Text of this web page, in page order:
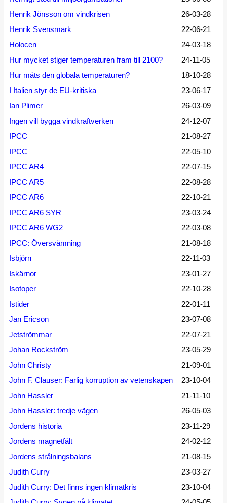
Henrik Jönsson om vindkrisen
26-03-28
Henrik Svensmark
22-06-21
Holocen
24-03-18
Hur mycket stiger temperaturen fram till 2100?
24-11-05
Hur mäts den globala temperaturen?
18-10-28
I Italien styr de EU-kritiska
23-06-17
Ian Plimer
26-03-09
Ingen vill bygga vindkraftverken
24-12-07
IPCC
21-08-27
IPCC
22-05-10
IPCC AR4
22-07-15
IPCC AR5
22-08-28
IPCC AR6
22-10-21
IPCC AR6 SYR
23-03-24
IPCC AR6 WG2
22-03-08
IPCC: Översvämning
21-08-18
Isbjörn
22-11-03
Iskärnor
23-01-27
Isotoper
22-10-28
Istider
22-01-11
Jan Ericson
23-07-08
Jetströmmar
22-07-21
Johan Rockström
23-05-29
John Christy
21-09-01
John F. Clauser: Farlig korruption av vetenskapen
23-10-04
John Hassler
21-11-10
John Hassler: tredje vägen
26-05-03
Jordens historia
23-11-29
Jordens magnetfält
24-02-12
Jordens strålningsbalans
21-08-15
Judith Curry
23-03-27
Judith Curry: Det finns ingen klimatkris
23-10-04